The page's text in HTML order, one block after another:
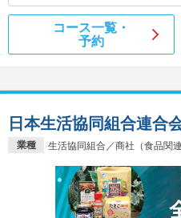
コース一覧・
予約
業種 生活協同組合／商社（食品関
日本生活協同組合連合